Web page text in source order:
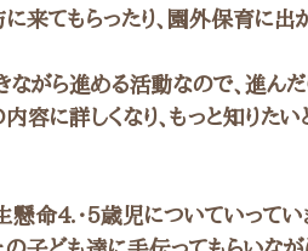
来てもらったり、園外保育に出か
がら進める活動なので、進んだ
容に詳しくなり、もっと知りた
命4.・5歳児についていってい